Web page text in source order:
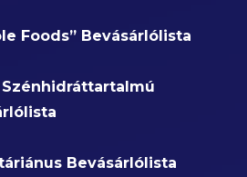
Foods” Bevásárlólista
Szénhidráttartalmú
Bevásárlólista